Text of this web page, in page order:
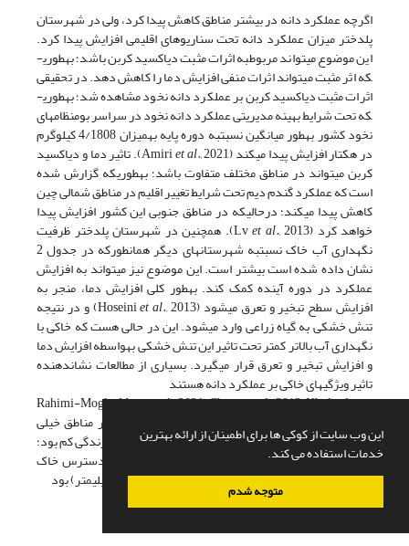
این وب سایت از کوکی ها برای اطمینان از ارائه بهترین
خدمات استفاده می کند.
متوجه شدم
اگرچه عملکرد دانه در بیشتر مناطق کاهش پیدا کرد، ولی در شهرستان
پلدختر میزان عملکرد دانه تحت سناریوهای اقلیمی افزایش پیدا کرد.
این موضوع می­تواند مربوط­به اثرات مثبت دی­اکسید کربن باشد؛ به­طوری­
که اثر مثبت می­تواند اثرات منفی افزایش دما را کاهش دهد. در تحقیقی
اثرات مثبت دی­اکسید کربن بر عملکرد دانه نخود مشاهده شد؛ به­طوری­
که تحت شرایط بهینه مدیریتی عملکرد دانه نخود در سراسر بوم­نظام­های
نخود کشور به­طور میانگین نسبت­به دوره پایه به­میزان 4/1808 کیلوگرم
در هکتار افزایش پیدا می­کند (Amiri et al., 2021). تاثیر دما و دی­اکسید
کربن می­تواند در مناطق مختلف متفاوت باشد؛ به­طوری­که گزارش شده
است که عملکرد گندم دیم تحت شرایط تغییر اقلیم در مناطق شمالی چین
کاهش پیدا می­کند؛ در­حالی­که در مناطق جنوبی این کشور افزایش پیدا
خواهد کرد (Lv et al., 2013). همچنین در شهرستان پلدختر ظرفیت
نگهداری آب خاک نسبت­به شهرستان­های دیگر همان­طور­که در جدول 2
نشان داده شده است بیشتر است. این موضوع نیز می­تواند به افزایش
عملکرد در دوره آینده کمک کند. به­طور کلی افزایش دما، منجر به
افزایش سطح تبخیر و تعرق می­شود (Hoseini et al., 2013) و در نتیجه
تنش خشکی به گیاه زراعی وارد می­شود. این در حالی هست که خاکی با
نگهداری آب بالاتر کمتر تحت تاثیر این تنش خشکی به­واسطه افزایش دما
و افزایش تبخیر و تعرق قرار می­گیرد. بسیاری از مطالعات نشان­دهنده
تاثیر ویژگی­های خاکی بر عملکرد دانه هستند
(Rahimi-Moghaddam
et al.,2021; Chenuet al.,2013; Kholov´aet
2013). به­عنوان مثال در تحقیقی مشاهده شد که در مناطق خیلی
سرد و بارانی عملکرد دانه خیلی کمتر از مناطق معتدل با بارندگی کم بود؛
چرا که در منطقه خیلی سرد و بارانی ظرفیت آب قابل دسترس خاک
(1/90 میلی­متر) کمتر از منطقه معتدل با بارندگی کم (111 میلی­متر) بود